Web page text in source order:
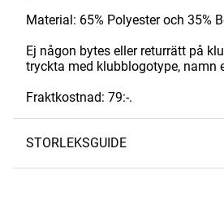
Material: 65% Polyester och 35%
Ej någon bytes eller returrätt på
tryckta med klubblogotype, namn
Fraktkostnad: 79:-.
STORLEKSGUIDE